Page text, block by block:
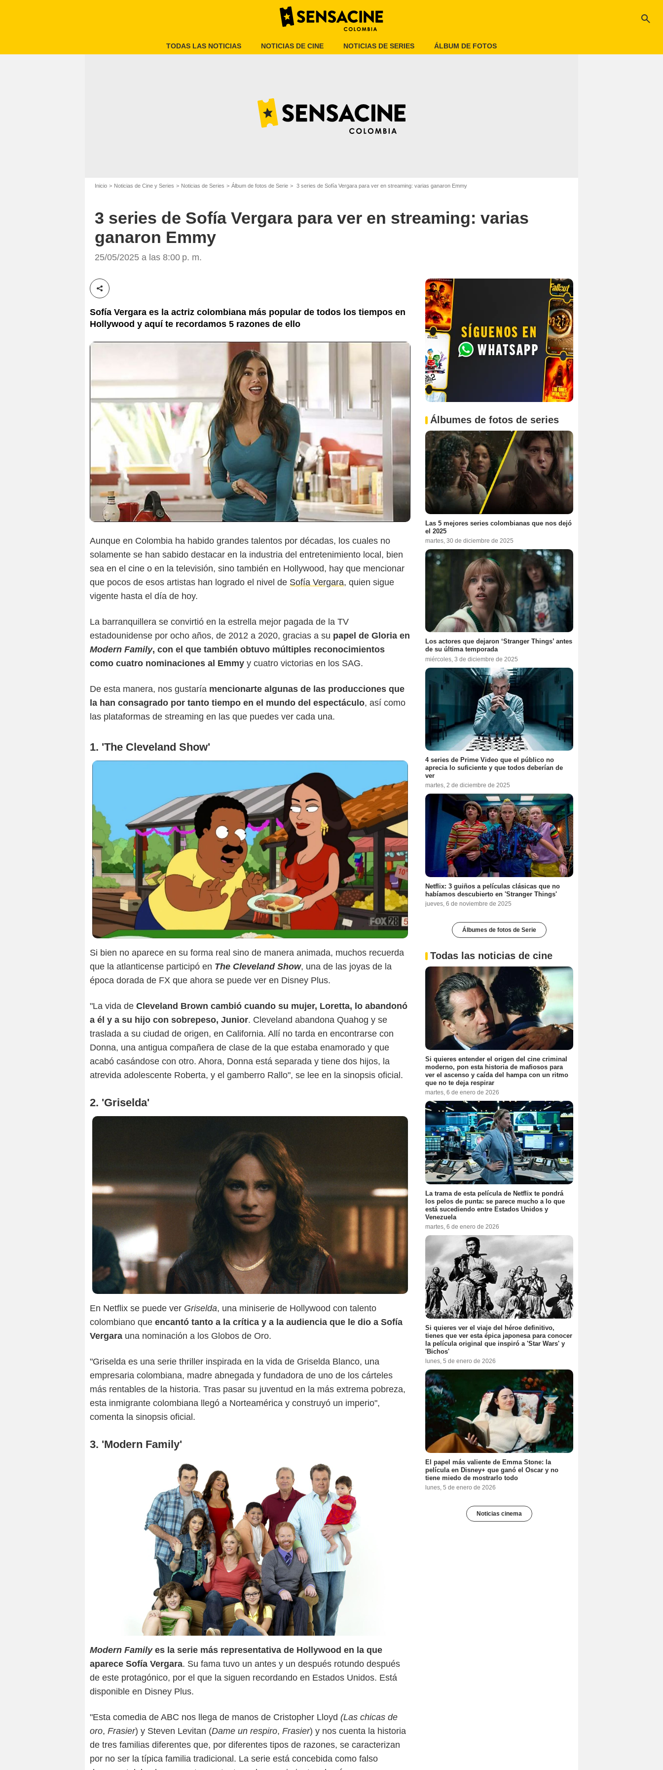
search
TODAS LAS NOTICIAS NOTICIAS DE CINE NOTICIAS DE SERIES ÁLBUM DE FOTOS
Inicio Noticias de Cine y Series Noticias de Series Álbum de fotos de Serie 3 series de Sofía Vergara para ver en streaming: varias ganaron Emmy
3 series de Sofía Vergara para ver en streaming: varias
ganaron Emmy
25/05/2025 a las 8:00 p. m.
Compartir esta noticia
Sofía Vergara es la actriz colombiana más popular de todos los tiempos en
Hollywood y aquí te recordamos 5 razones de ello
Aunque en Colombia ha habido grandes talentos por décadas, los cuales no
solamente se han sabido destacar en la industria del entretenimiento local, bien
sea en el cine o en la televisión, sino también en Hollywood, hay que mencionar
que pocos de esos artistas han logrado el nivel de Sofía Vergara, quien sigue
vigente hasta el día de hoy.
La barranquillera se convirtió en la estrella mejor pagada de la TV
estadounidense por ocho años, de 2012 a 2020, gracias a su papel de Gloria en
Modern Family, con el que también obtuvo múltiples reconocimientos
como cuatro nominaciones al Emmy y cuatro victorias en los SAG.
De esta manera, nos gustaría mencionarte algunas de las producciones que
la han consagrado por tanto tiempo en el mundo del espectáculo, así como
las plataformas de streaming en las que puedes ver cada una.
1. 'The Cleveland Show'
Fox
Si bien no aparece en su forma real sino de manera animada, muchos recuerda
que la atlanticense participó en The Cleveland Show, una de las joyas de la
época dorada de FX que ahora se puede ver en Disney Plus.
"La vida de Cleveland Brown cambió cuando su mujer, Loretta, lo abandonó
a él y a su hijo con sobrepeso, Junior. Cleveland abandona Quahog y se
traslada a su ciudad de origen, en California. Allí no tarda en encontrarse con
Donna, una antigua compañera de clase de la que estaba enamorado y que
acabó casándose con otro. Ahora, Donna está separada y tiene dos hijos, la
atrevida adolescente Roberta, y el gamberro Rallo", se lee en la sinopsis oficial.
2. 'Griselda'
En Netflix se puede ver Griselda, una miniserie de Hollywood con talento
colombiano que encantó tanto a la crítica y a la audiencia que le dio a Sofía
Vergara una nominación a los Globos de Oro.
"Griselda es una serie thriller inspirada en la vida de Griselda Blanco, una
empresaria colombiana, madre abnegada y fundadora de uno de los cárteles
más rentables de la historia. Tras pasar su juventud en la más extrema pobreza,
esta inmigrante colombiana llegó a Norteamérica y construyó un imperio",
comenta la sinopsis oficial.
3. 'Modern Family'
Disney Plus
Modern Familyes la serie más representativa de Hollywood en la que
aparece Sofía Vergara. Su fama tuvo un antes y un después rotundo después
de este protagónico, por el que la siguen recordando en Estados Unidos. Está
disponible en Disney Plus.
"Esta comedia de ABC nos llega de manos de Cristopher Lloyd (Las chicas de
oro, Frasier) y Steven Levitan (Dame un respiro, Frasier) y nos cuenta la historia
de tres familias diferentes que, por diferentes tipos de razones, se caracterizan
por no ser la típica familia tradicional. La serie está concebida como falso
Álbumes de fotos de series
Las 5 mejores series colombianas que nos dejó
el 2025
martes, 30 de diciembre de 2025
Los actores que dejaron ‘Stranger Things’ antes
de su última temporada
miércoles, 3 de diciembre de 2025
4 series de Prime Video que el público no
aprecia lo suficiente y que todos deberían de
ver
martes, 2 de diciembre de 2025
Netflix: 3 guiños a películas clásicas que no
habíamos descubierto en 'Stranger Things'
jueves, 6 de noviembre de 2025
Álbumes de fotos de Serie
Todas las noticias de cine
Si quieres entender el origen del cine criminal
moderno, pon esta historia de mafiosos para
ver el ascenso y caída del hampa con un ritmo
que no te deja respirar
martes, 6 de enero de 2026
La trama de esta película de Netflix te pondrá
los pelos de punta: se parece mucho a lo que
está sucediendo entre Estados Unidos y
Venezuela
martes, 6 de enero de 2026
Si quieres ver el viaje del héroe definitivo,
tienes que ver esta épica japonesa para conocer
la película original que inspiró a 'Star Wars' y
'Bichos'
lunes, 5 de enero de 2026
El papel más valiente de Emma Stone: la
película en Disney+ que ganó el Oscar y no
tiene miedo de mostrarlo todo
lunes, 5 de enero de 2026
Noticias cinema